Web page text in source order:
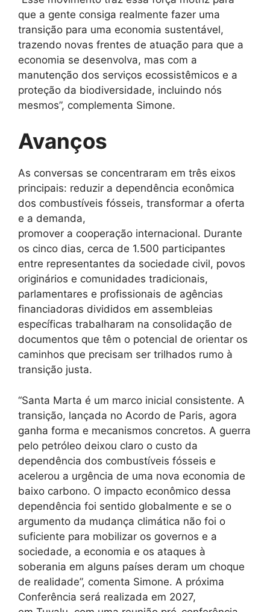
que a gente consiga realmente fazer uma
transição para uma economia sustentável,
trazendo novas frentes de atuação para que a
economia se desenvolva, mas com a
manutenção dos serviços ecossistêmicos e a
proteção da biodiversidade, incluindo nós
mesmos”, complementa Simone.
Avanços
As conversas se concentraram em três eixos
principais: reduzir a dependência econômica
dos combustíveis fósseis, transformar a oferta
e a demanda,
promover a cooperação internacional. Durante
os cinco dias, cerca de 1.500 participantes
entre representantes da sociedade civil, povos
originários e comunidades tradicionais,
parlamentares e profissionais de agências
financiadoras divididos em assembleias
específicas trabalharam na consolidação de
documentos que têm o potencial de orientar os
caminhos que precisam ser trilhados rumo à
transição justa.
“Santa Marta é um marco inicial consistente. A
transição, lançada no Acordo de Paris, agora
ganha forma e mecanismos concretos. A guerra
pelo petróleo deixou claro o custo da
dependência dos combustíveis fósseis e
acelerou a urgência de uma nova economia de
baixo carbono. O impacto econômico dessa
dependência foi sentido globalmente e se o
argumento da mudança climática não foi o
suficiente para mobilizar os governos e a
sociedade, a economia e os ataques à
soberania em alguns países deram um choque
de realidade”, comenta Simone. A próxima
Conferência será realizada em 2027,